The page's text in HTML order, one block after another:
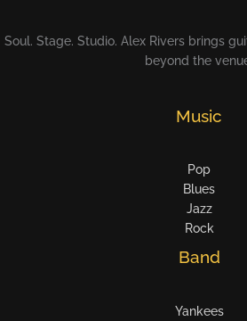
Soul. Stage. Studio. Alex Rivers brings
beyond the
Music
Pop
Blues
Jazz
Rock
Band
Yankees